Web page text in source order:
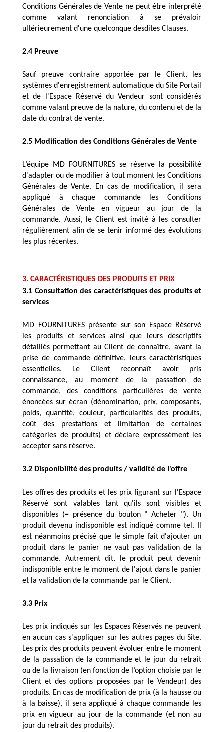
Conditions Générales de Vente ne peut être interprété
comme valant renonciation à se prévaloir
ultérieurement d'une quelconque desdites Clauses.
2.4 Preuve
Sauf preuve contraire apportée par le Client, les
systèmes d'enregistrement automatique du Site Portail
et de l'Espace Réservé du Vendeur sont considérés
comme valant preuve de la nature, du contenu et de la
date du contrat de vente.
2.5 Modification des Conditions Générales de Vente
L’équipe MD FOURNITURES se réserve la possibilité
d'adapter ou de modifier à tout moment les Conditions
Générales de Vente. En cas de modification, il sera
appliqué à chaque commande les Conditions
Générales de Vente en vigueur au jour de la
commande. Aussi, le Client est invité à les consulter
régulièrement afin de se tenir informé des évolutions
les plus récentes.
3. CARACTÉRISTIQUES DES PRODUITS ET PRIX
3.1 Consultation des caractéristiques des produits et
services
MD FOURNITURES présente sur son Espace Réservé
les produits et services ainsi que leurs descriptifs
détaillés permettant au Client de connaître, avant la
prise de commande définitive, leurs caractéristiques
essentielles. Le Client reconnaît avoir pris
connaissance, au moment de la passation de
commande, des conditions particulières de vente
énoncées sur écran (dénomination, prix, composants,
poids, quantité, couleur, particularités des produits,
coût des prestations et limitation de certaines
catégories de produits) et déclare expressément les
accepter sans réserve.
3.2 Disponibilité des produits / validité de l'offre
Les offres des produits et les prix figurant sur l'Espace
Réservé sont valables tant qu'ils sont visibles et
disponibles (= présence du bouton " Acheter "). Un
produit devenu indisponible est indiqué comme tel. Il
est néanmoins précisé que le simple fait d'ajouter un
produit dans le panier ne vaut pas validation de la
commande. Autrement dit, le produit peut devenir
indisponible entre le moment de l'ajout dans le panier
et la validation de la commande par le Client.
3.3 Prix
Les prix indiqués sur les Espaces Réservés ne peuvent
en aucun cas s'appliquer sur les autres pages du Site.
Les prix des produits peuvent évoluer entre le moment
de la passation de la commande et le jour du retrait
ou de la livraison (en fonction de l’option choisie par le
Client et des options proposées par le Vendeur) des
produits. En cas de modification de prix (à la hausse ou
à la baisse), il sera appliqué à chaque commande les
prix en vigueur au jour de la commande (et non au
jour du retrait des produits).